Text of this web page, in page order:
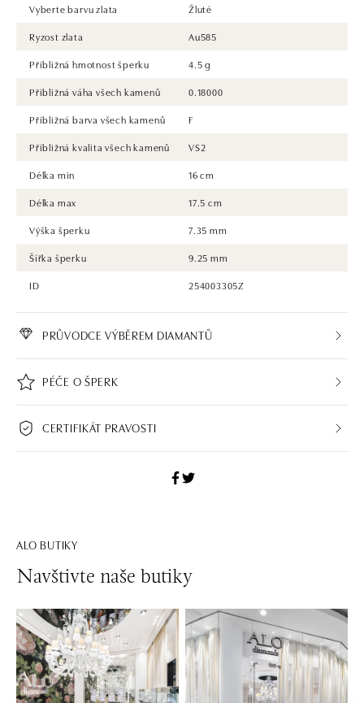
Vyberte barvu zlata
Žluté
Ryzost zlata
Au585
Přibližná hmotnost šperku
4.5 g
Přibližná váha všech kamenů
0.18000
Přibližná barva všech kamenů
F
Přibližná kvalita všech kamenů
VS2
Délka min
16 cm
Délka max
17.5 cm
Výška šperku
7.35 mm
Šířka šperku
9.25 mm
ID
254003305Z
PRŮVODCE VÝBĚREM DIAMANTŮ
PÉČE O ŠPERK
CERTIFIKÁT PRAVOSTI
ALO BUTIKY
Navštivte naše butiky